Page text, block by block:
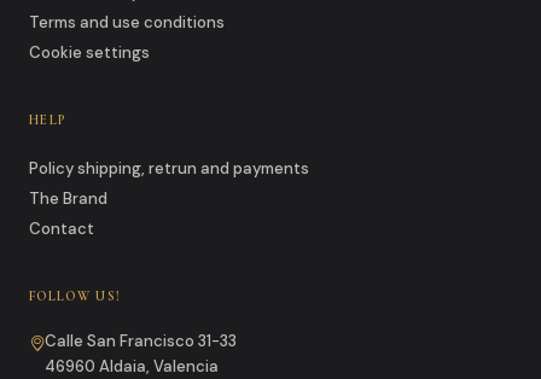
Terms and use conditions
Cookie settings
HELP
Policy shipping, retrun and payments
The Brand
Contact
FOLLOW US!
Calle San Francisco 31-33
46960 Aldaia, Valencia